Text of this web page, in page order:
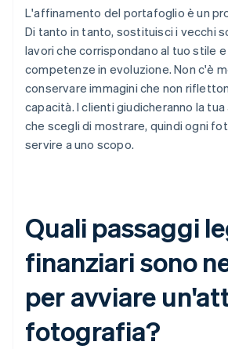
L'affinamento del portafoglio è un
Di tanto in tanto, sostituisci i vecchi
lavori che corrispondano al tuo stile
competenze in evoluzione. Non c'è
conservare immagini che non
capacità. I clienti giudicheranno la
che scegli di mostrare, quindi ogni
servire a uno scopo.
Quali passaggi
finanziari sono
per avviare
fotografia?